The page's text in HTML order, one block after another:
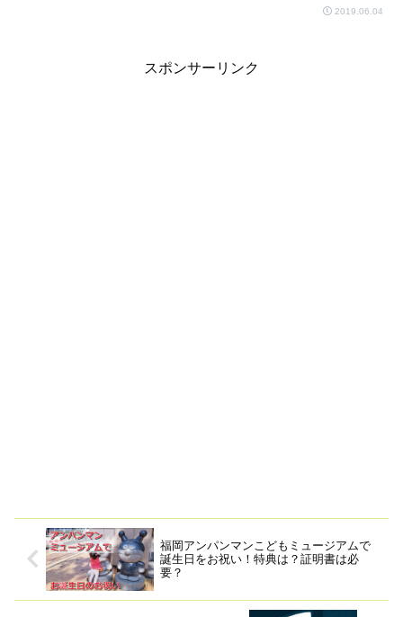
2019.06.04
スポンサーリンク
福岡アンパンマンこどもミュージアムで
誕生日をお祝い！特典は？証明書は必
要？